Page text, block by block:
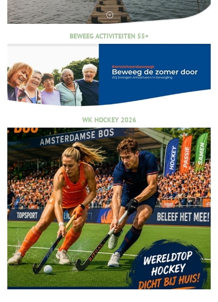
BEWEEG ACTIVITEITEN 55+
WK HOCKEY 2026